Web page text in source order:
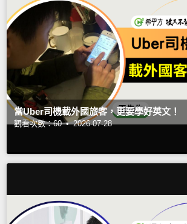
當Uber司機載外國旅客，更要學好英文！
觀看次數：60 • 2026-07-28